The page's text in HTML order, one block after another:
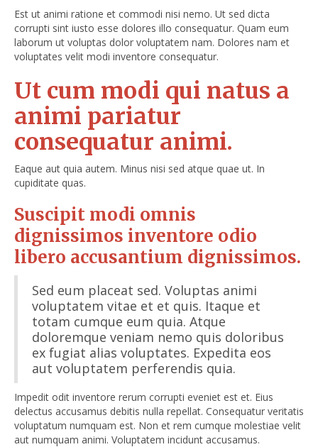
Est ut animi ratione et commodi nisi nemo. Ut sed dicta
corrupti sint iusto esse dolores illo consequatur. Quam eum
laborum ut voluptas dolor voluptatem nam. Dolores nam et
voluptates velit modi inventore consequatur.
Ut cum modi qui natus a
animi pariatur
consequatur animi.
Eaque aut quia autem. Minus nisi sed atque quae ut. In
cupiditate quas.
Suscipit modi omnis
dignissimos inventore odio
libero accusantium dignissimos.
Sed eum placeat sed. Voluptas animi
voluptatem vitae et et quis. Itaque et
totam cumque eum quia. Atque
doloremque veniam nemo quis doloribus
ex fugiat alias voluptates. Expedita eos
aut voluptatem perferendis quia.
Impedit odit inventore rerum corrupti eveniet est et. Eius
delectus accusamus debitis nulla repellat. Consequatur veritatis
voluptatum numquam est. Non et rem cumque molestiae velit
aut numquam animi. Voluptatem incidunt accusamus.